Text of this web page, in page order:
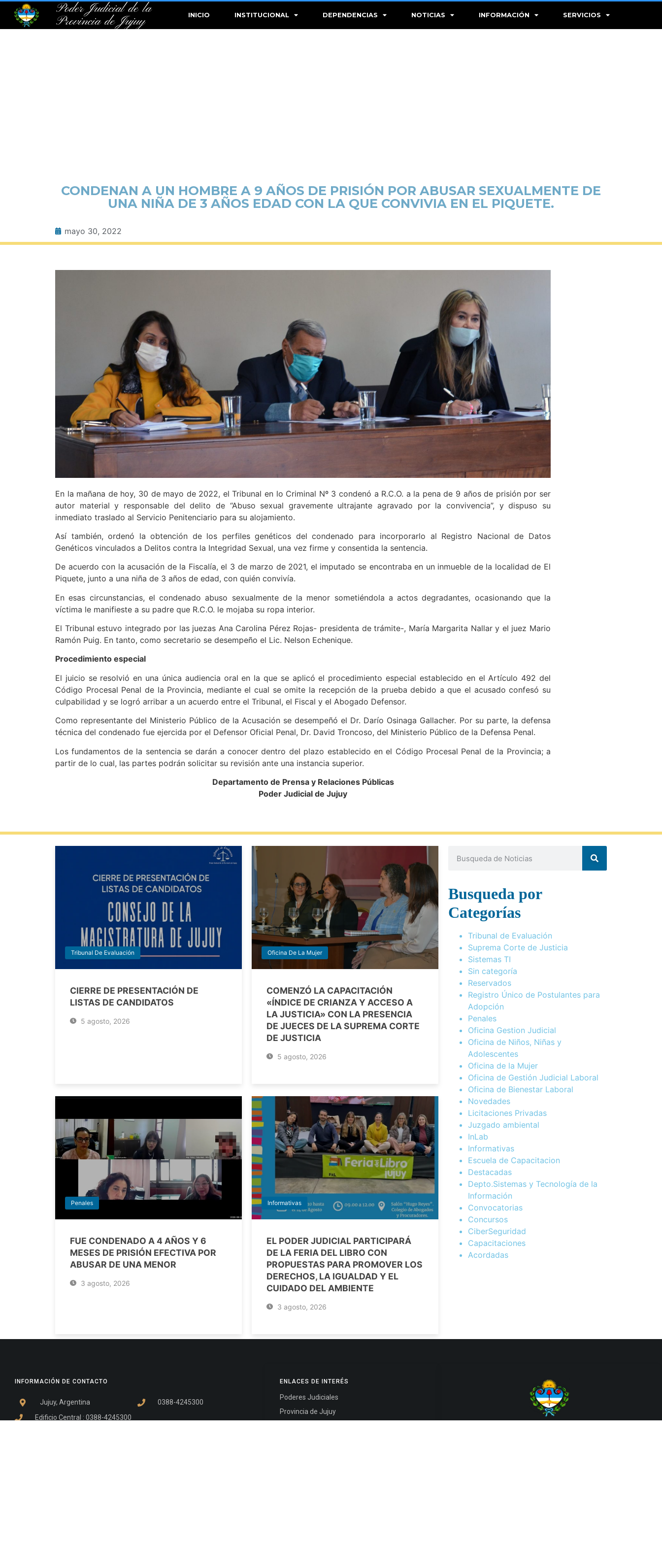
Poder Judicial de la
Provincia de Jujuy
INICIO INSTITUCIONAL DEPENDENCIAS NOTICIAS INFORMACIÓN SERVICIOS
CONDENAN A UN HOMBRE A 9 AÑOS DE PRISIÓN POR ABUSAR SEXUALMENTE DE
UNA NIÑA DE 3 AÑOS EDAD CON LA QUE CONVIVIA EN EL PIQUETE.
mayo 30, 2022
En la mañana de hoy, 30 de mayo de 2022, el Tribunal en lo Criminal Nº 3 condenó a R.C.O. a la pena de 9 años de prisión por ser
autor material y responsable del delito de “Abuso sexual gravemente ultrajante agravado por la convivencia”, y dispuso su
inmediato traslado al Servicio Penitenciario para su alojamiento.
Así también, ordenó la obtención de los perfiles genéticos del condenado para incorporarlo al Registro Nacional de Datos
Genéticos vinculados a Delitos contra la Integridad Sexual, una vez firme y consentida la sentencia.
De acuerdo con la acusación de la Fiscalía, el 3 de marzo de 2021, el imputado se encontraba en un inmueble de la localidad de El
Piquete, junto a una niña de 3 años de edad, con quién convivía.
En esas circunstancias, el condenado abuso sexualmente de la menor sometiéndola a actos degradantes, ocasionando que la
víctima le manifieste a su padre que R.C.O. le mojaba su ropa interior.
El Tribunal estuvo integrado por las juezas Ana Carolina Pérez Rojas- presidenta de trámite-, María Margarita Nallar y el juez Mario
Ramón Puig. En tanto, como secretario se desempeño el Lic. Nelson Echenique.
Procedimiento especial
El juicio se resolvió en una única audiencia oral en la que se aplicó el procedimiento especial establecido en el Artículo 492 del
Código Procesal Penal de la Provincia, mediante el cual se omite la recepción de la prueba debido a que el acusado confesó su
culpabilidad y se logró arribar a un acuerdo entre el Tribunal, el Fiscal y el Abogado Defensor.
Como representante del Ministerio Público de la Acusación se desempeñó el Dr. Darío Osinaga Gallacher. Por su parte, la defensa
técnica del condenado fue ejercida por el Defensor Oficial Penal, Dr. David Troncoso, del Ministerio Público de la Defensa Penal.
Los fundamentos de la sentencia se darán a conocer dentro del plazo establecido en el Código Procesal Penal de la Provincia; a
partir de lo cual, las partes podrán solicitar su revisión ante una instancia superior.
Departamento de Prensa y Relaciones Públicas
Poder Judicial de Jujuy
Tribunal De Evaluación
CIERRE DE PRESENTACIÓN DE
LISTAS DE CANDIDATOS
5 agosto, 2026
Oficina De La Mujer
COMENZÓ LA CAPACITACIÓN
«ÍNDICE DE CRIANZA Y ACCESO A
LA JUSTICIA» CON LA PRESENCIA
DE JUECES DE LA SUPREMA CORTE
DE JUSTICIA
5 agosto, 2026
Penales
FUE CONDENADO A 4 AÑOS Y 6
MESES DE PRISIÓN EFECTIVA POR
ABUSAR DE UNA MENOR
3 agosto, 2026
Informativas
EL PODER JUDICIAL PARTICIPARÁ
DE LA FERIA DEL LIBRO CON
PROPUESTAS PARA PROMOVER LOS
DERECHOS, LA IGUALDAD Y EL
CUIDADO DEL AMBIENTE
3 agosto, 2026
Busqueda por
Categorías
Tribunal de Evaluación
Suprema Corte de Justicia
Sistemas TI
Sin categoría
Reservados
Registro Único de Postulantes para
Adopción
Penales
Oficina Gestion Judicial
Oficina de Niños, Niñas y
Adolescentes
Oficina de la Mujer
Oficina de Gestión Judicial Laboral
Oficina de Bienestar Laboral
Novedades
Licitaciones Privadas
Juzgado ambiental
InLab
Informativas
Escuela de Capacitacion
Destacadas
Depto.Sistemas y Tecnología de la
Información
Convocatorias
Concursos
CiberSeguridad
Capacitaciones
Acordadas
INFORMACIÓN DE CONTACTO
Jujuy, Argentina
0388-4245300
Edificio Central : 0388-4245300
ENLACES DE INTERÉS
Poderes Judiciales
Provincia de Jujuy